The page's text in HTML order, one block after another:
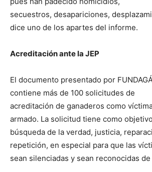
secuestros, desapariciones,
dice uno de los apartes del informe.
Acreditación ante la JEP
El documento presentado por
contiene más de 100 solicitudes de
acreditación de ganaderos como
armado. La solicitud tiene como
búsqueda de la verdad, justicia,
repetición, en especial para que las
sean silenciadas y sean reconocidas